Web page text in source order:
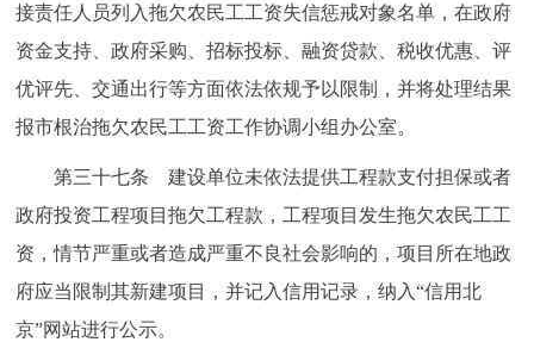
接责任人员列入拖欠农民工工资失信惩戒对象名单，在政府
资金支持、政府采购、招标投标、融资贷款、税收优惠、评
优评先、交通出行等方面依法依规予以限制，并将处理结果
报市根治拖欠农民工工资工作协调小组办公室。
第三十七条 建设单位未依法提供工程款支付担保或者
政府投资工程项目拖欠工程款，工程项目发生拖欠农民工工
资，情节严重或者造成严重不良社会影响的，项目所在地政
府应当限制其新建项目，并记入信用记录，纳入“信用北
京”网站进行公示。